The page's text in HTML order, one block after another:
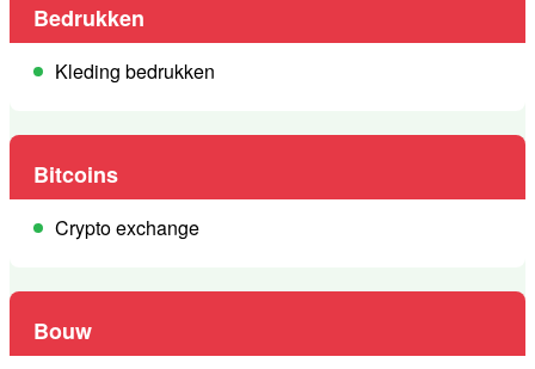
Bedrukken
Kleding bedrukken
Bitcoins
Crypto exchange
Bouw